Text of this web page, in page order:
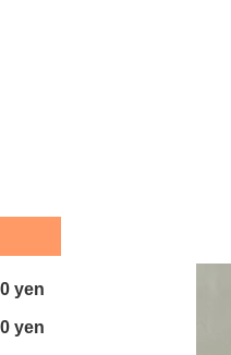
yen
yen